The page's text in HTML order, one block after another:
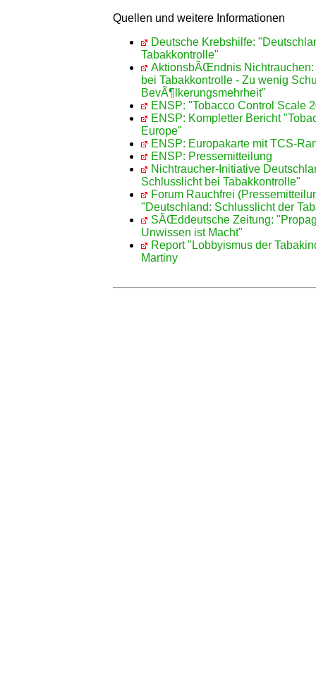
Quellen und weitere Informationen
Deutsche Krebshilfe:
Tabakkontrolle"
AktionsbÃŒndnis
bei Tabakkontrolle - Zu wenig
BevÃ¶lkerungsmehrheit"
ENSP: "Tobacco Control Scale
ENSP: Kompletter Bericht
Europe"
ENSP: Europakarte mit TCS-
ENSP: Pressemitteilung
Nichtraucher-Initiative
Schlusslicht bei Tabakkontrolle"
Forum Rauchfrei
"Deutschland: Schlusslicht der
SÃŒddeutsche Zeitung:
Unwissen ist Macht"
Report "Lobbyismus der
Martiny